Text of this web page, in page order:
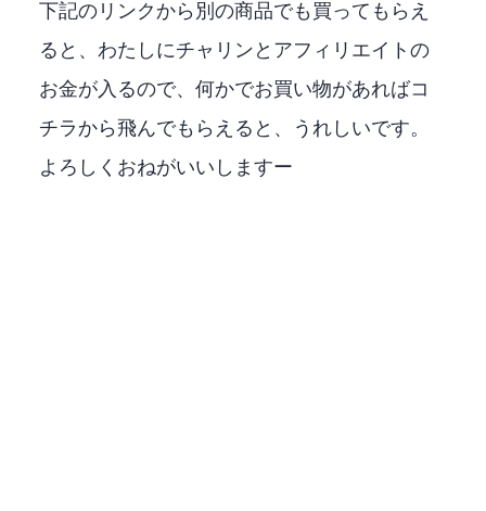
下記のAmazonリンクから別の商品でも買ってもらえ
ると、わたしにチャリンとアフィリエイトの
お金が入るので、何かAmazonでお買い物があればコ
チラから飛んでもらえると、うれしいです。
よろしくおねがいいしますー